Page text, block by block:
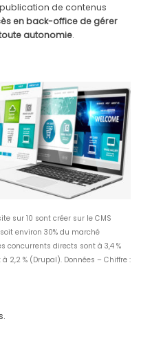
de contenus
en back-office de gérer
autonomie.
sur 10 sont créer sur le CMS
environ 30% du marché
concurrents directs sont à 3,4 %
2,2 % (Drupal). Données – Chiffre :